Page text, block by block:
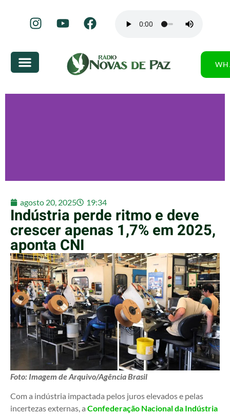
agosto 20, 2025 19:34
Indústria perde ritmo e deve
crescer apenas 1,7% em 2025,
aponta CNI
Foto: Imagem de Arquivo/Agência Brasil
Com a indústria impactada pelos juros elevados e pelas
incertezas externas, a Confederação Nacional da Indústria